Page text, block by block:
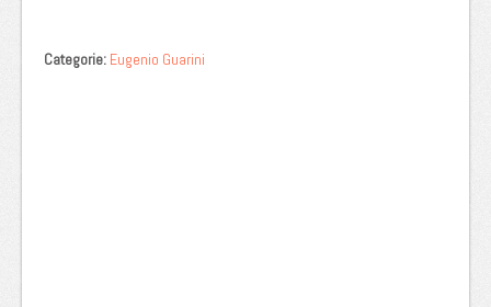
Categorie: Eugenio Guarini